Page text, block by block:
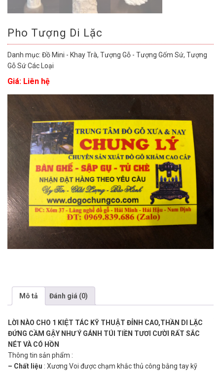
Pho Tượng Di Lặc
Danh mục: Đồ Mini - Khay Trà, Tượng Gỗ - Tượng Gốm Sứ, Tượng
Gỗ Sứ Các Loại
Giá: Liên hệ
Mô tả Đánh giá (0)
LỜI NÀO CHO 1 KIỆT TÁC KỸ THUẬT ĐỈNH CAO,THẦN DI LẶC
ĐỨNG CẦM GẬY NHƯ Ý GÁNH TÚI TIỀN TƯƠI CƯỜI RẤT SẮC
NÉT VÀ CÓ HỒN
Thông tin sản phẩm :
– Chất liệu : Xương Voi được chạm khắc thủ công bằng tay kỹ